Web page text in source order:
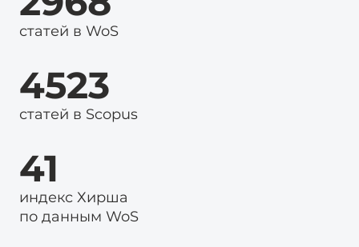
статей в WoS
4523
статей в Scopus
41
индекс Хирша
по данным WoS